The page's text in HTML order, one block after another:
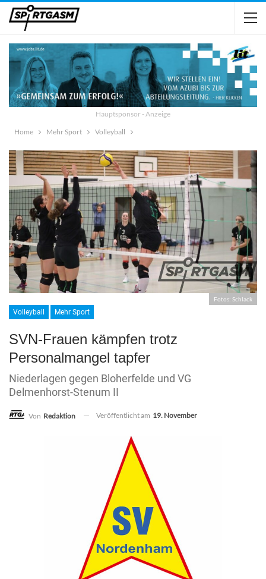
Hauptsponsor - Anzeige
Home
Mehr Sport Volleyball
Fotos: Schlack
Volleyball Mehr Sport
SVN-Frauen kämpfen trotz
Personalmangel tapfer
Niederlagen gegen Bloherfelde und VG
Delmenhorst-Stenum II
Von Redaktion Veröffentlicht am 19. November